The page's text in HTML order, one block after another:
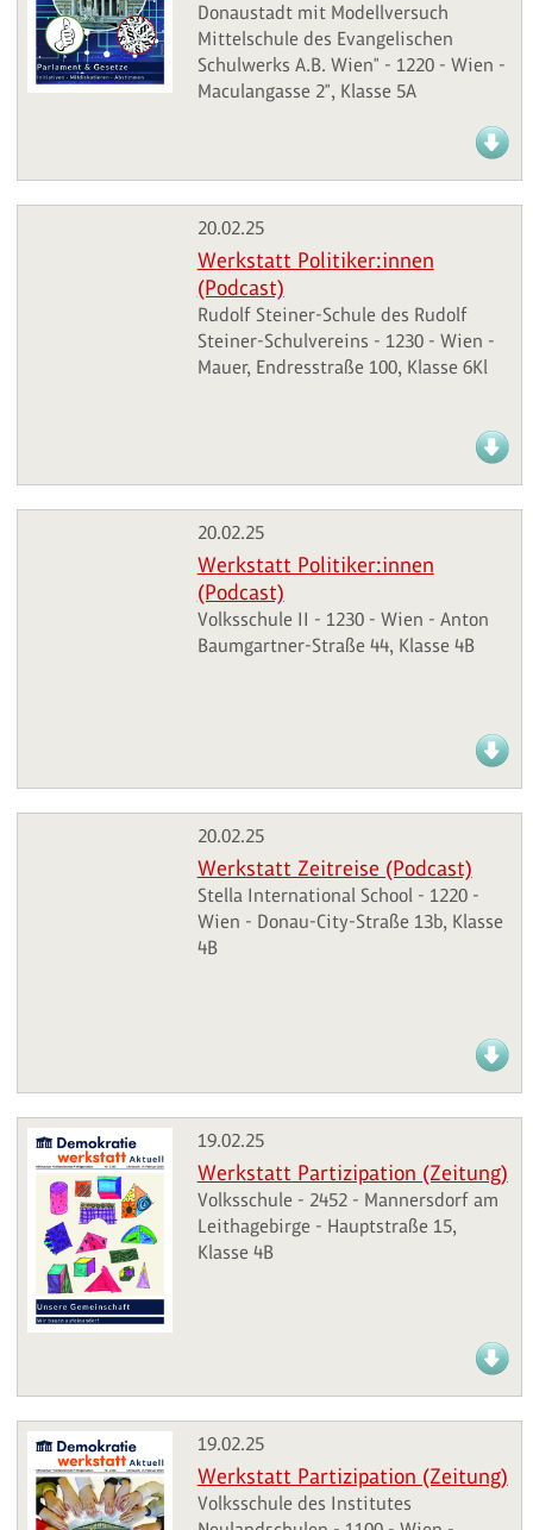
Donaustadt mit Modellversuch
Mittelschule des Evangelischen
Schulwerks A.B. Wien" - 1220 - Wien -
Maculangasse 2", Klasse 5A
20.02.25
Werkstatt Politiker:innen
(Podcast)
Rudolf Steiner-Schule des Rudolf
Steiner-Schulvereins - 1230 - Wien -
Mauer, Endresstraße 100, Klasse 6Kl
20.02.25
Werkstatt Politiker:innen
(Podcast)
Volksschule II - 1230 - Wien - Anton
Baumgartner-Straße 44, Klasse 4B
20.02.25
Werkstatt Zeitreise (Podcast)
Stella International School - 1220 -
Wien - Donau-City-Straße 13b, Klasse
4B
19.02.25
Werkstatt Partizipation (Zeitung)
Volksschule - 2452 - Mannersdorf am
Leithagebirge - Hauptstraße 15,
Klasse 4B
19.02.25
Werkstatt Partizipation (Zeitung)
Volksschule des Institutes